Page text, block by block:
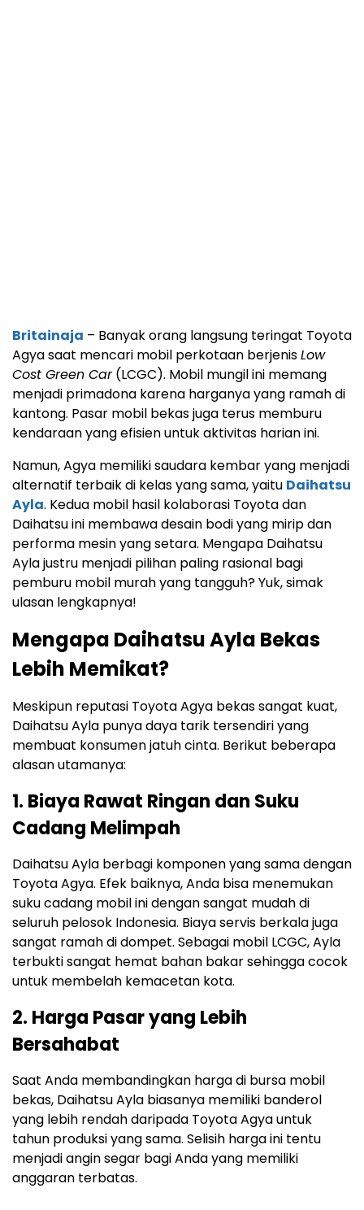
Britainaja – Banyak orang langsung teringat Toyota
Agya saat mencari mobil perkotaan berjenisLow
Cost Green Car(LCGC). Mobil mungil ini memang
menjadi primadona karena harganya yang ramah di
kantong. Pasar mobil bekas juga terus memburu
kendaraan yang efisien untuk aktivitas harian ini.
Namun, Agya memiliki saudara kembar yang menjadi
alternatif terbaik di kelas yang sama, yaitu Daihatsu
Ayla. Kedua mobil hasil kolaborasi Toyota dan
Daihatsu ini membawa desain bodi yang mirip dan
performa mesin yang setara. Mengapa Daihatsu
Ayla justru menjadi pilihan paling rasional bagi
pemburu mobil murah yang tangguh? Yuk, simak
ulasan lengkapnya!
Mengapa Daihatsu Ayla Bekas
Lebih Memikat?
Meskipun reputasi Toyota Agya bekas sangat kuat,
Daihatsu Ayla punya daya tarik tersendiri yang
membuat konsumen jatuh cinta. Berikut beberapa
alasan utamanya:
1. Biaya Rawat Ringan dan Suku
Cadang Melimpah
Daihatsu Ayla berbagi komponen yang sama dengan
Toyota Agya. Efek baiknya, Anda bisa menemukan
suku cadang mobil ini dengan sangat mudah di
seluruh pelosok Indonesia. Biaya servis berkala juga
sangat ramah di dompet. Sebagai mobil LCGC, Ayla
terbukti sangat hemat bahan bakar sehingga cocok
untuk membelah kemacetan kota.
2. Harga Pasar yang Lebih
Bersahabat
Saat Anda membandingkan harga di bursa mobil
bekas, Daihatsu Ayla biasanya memiliki banderol
yang lebih rendah daripada Toyota Agya untuk
tahun produksi yang sama. Selisih harga ini tentu
menjadi angin segar bagi Anda yang memiliki
anggaran terbatas.